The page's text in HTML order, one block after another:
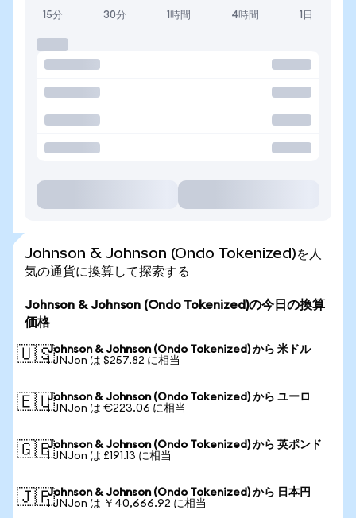
15分 30分 1時間 4時間 1日
Johnson & Johnson (Ondo Tokenized)を人
気の通貨に換算して探索する
Johnson & Johnson (Ondo Tokenized)の今日の換算
価格
🇺🇸Johnson & Johnson (Ondo Tokenized) から 米ドル
1 JNJon は $257.82 に相当
🇪🇺Johnson & Johnson (Ondo Tokenized) から ユーロ
1 JNJon は €223.06 に相当
🇬🇧Johnson & Johnson (Ondo Tokenized) から 英ポンド
1 JNJon は £191.13 に相当
🇯🇵Johnson & Johnson (Ondo Tokenized) から 日本円
1 JNJon は ￥40,666.92 に相当